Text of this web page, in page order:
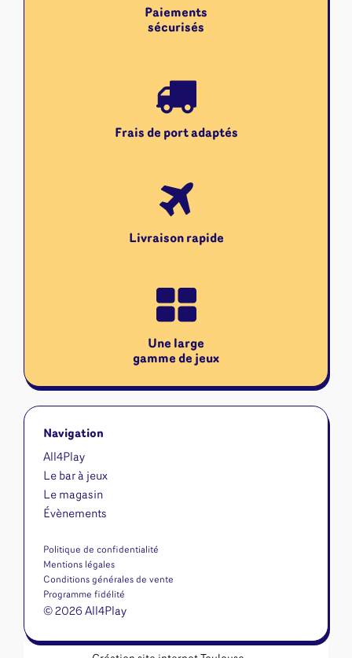
Paiements
sécurisés
Frais de port adaptés
Livraison rapide
Une large
gamme de jeux
Navigation
All4Play
Le bar à jeux
Le magasin
Évènements
Politique de confidentialité
Mentions légales
Conditions générales de vente
Programme fidélité
© 2026 All4Play